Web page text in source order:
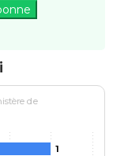
de
1